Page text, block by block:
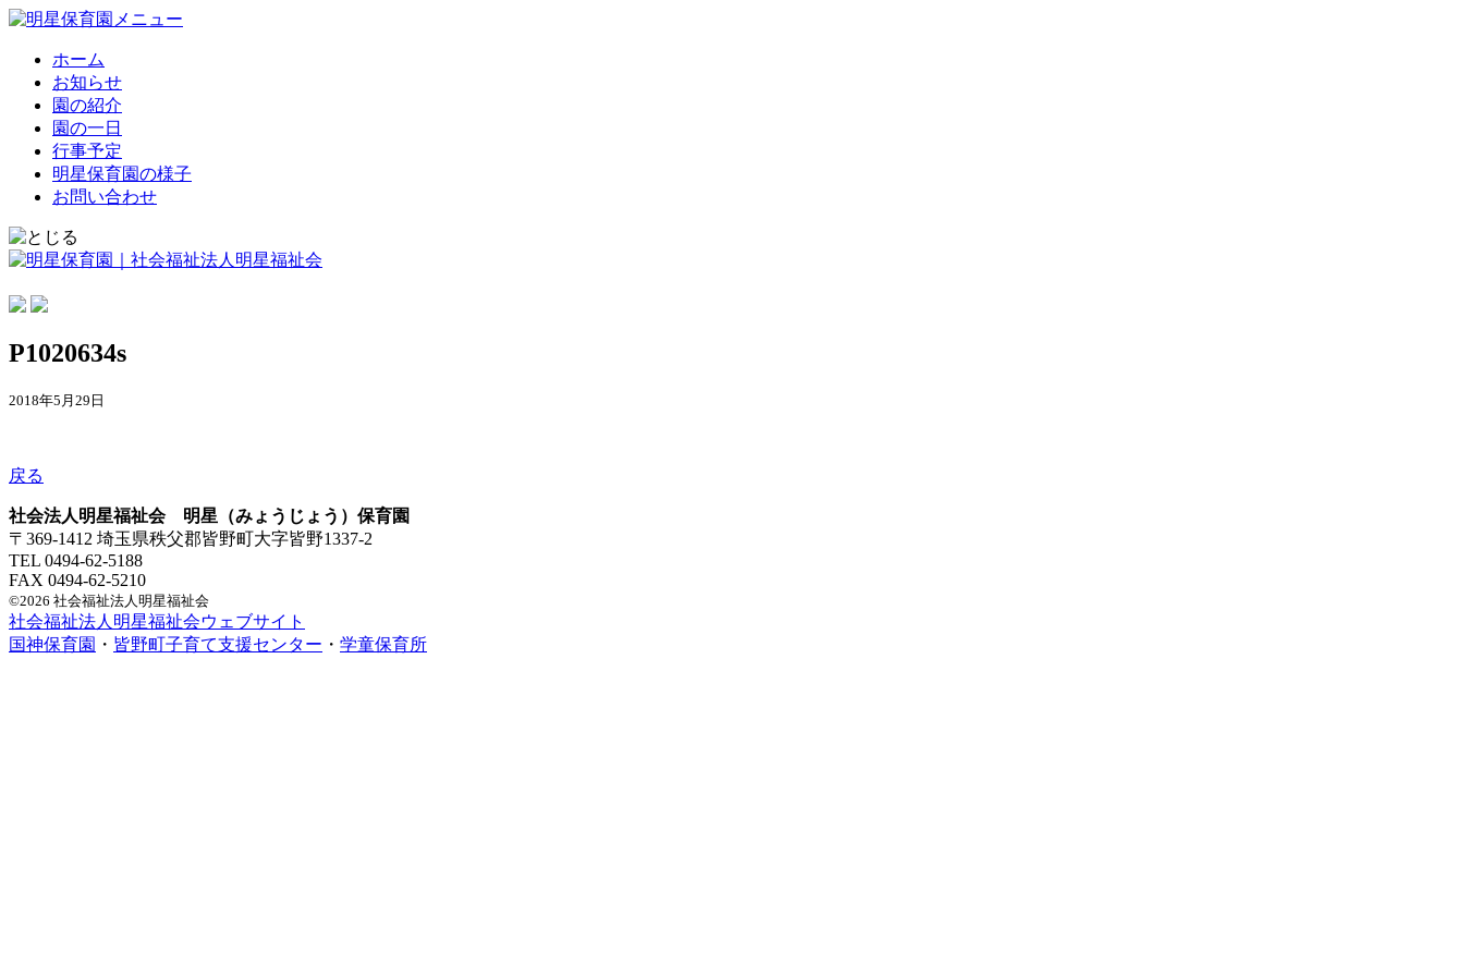
ホーム
お知らせ
園の紹介
園の一日
行事予定
明星保育園の様子
お問い合わせ
P1020634s
2018年5月29日
戻る
社会法人明星福祉会 明星（みょうじょう）保育園
〒369-1412 埼玉県秩父郡皆野町大字皆野1337-2
TEL 0494-62-5188
FAX 0494-62-5210
©2026 社会福祉法人明星福祉会
社会福祉法人明星福祉会ウェブサイト
国神保育園 ・ 皆野町子育て支援センター ・ 学童保育所